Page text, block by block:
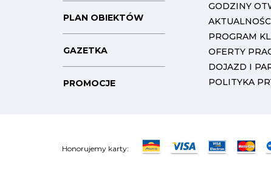
PLAN OBIEKTÓW
GAZETKA
PROMOCJE
GODZINY
PROGRAM
OFERTY
DOJAZD I
POLITYKA
Honorujemy karty: